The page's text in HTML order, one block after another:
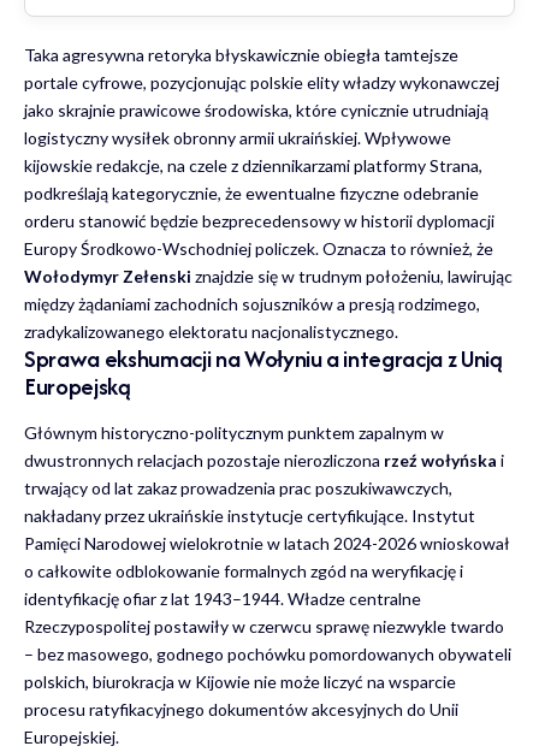
Taka agresywna retoryka błyskawicznie obiegła tamtejsze
portale cyfrowe, pozycjonując polskie elity władzy wykonawczej
jako skrajnie prawicowe środowiska, które cynicznie utrudniają
logistyczny wysiłek obronny armii ukraińskiej. Wpływowe
kijowskie redakcje, na czele z dziennikarzami platformy Strana,
podkreślają kategorycznie, że ewentualne fizyczne odebranie
orderu stanowić będzie bezprecedensowy w historii dyplomacji
Europy Środkowo-Wschodniej policzek. Oznacza to również, że
Wołodymyr Zełenski znajdzie się w trudnym położeniu, lawirując
między żądaniami zachodnich sojuszników a presją rodzimego,
zradykalizowanego elektoratu nacjonalistycznego.
Sprawa ekshumacji na Wołyniu a integracja z Unią
Europejską
Głównym historyczno-politycznym punktem zapalnym w
dwustronnych relacjach pozostaje nierozliczona rzeź wołyńska i
trwający od lat zakaz prowadzenia prac poszukiwawczych,
nakładany przez ukraińskie instytucje certyfikujące. Instytut
Pamięci Narodowejwielokrotnie w latach 2024-2026 wnioskował
o całkowite odblokowanie formalnych zgód na weryfikację i
identyfikację ofiar z lat 1943–1944. Władze centralne
Rzeczypospolitej postawiły w czerwcu sprawę niezwykle twardo
– bez masowego, godnego pochówku pomordowanych obywateli
polskich, biurokracja w Kijowie nie może liczyć na wsparcie
procesu ratyfikacyjnego dokumentów akcesyjnych do Unii
Europejskiej.